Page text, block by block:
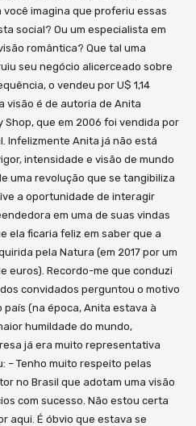
você imagina que proferiu essas
social? Ou um especialista em
romântica? Que tal uma
seu negócio alicerceado sobre
o vendeu por U$ 1,14
visão é de autoria de Anita
Shop, que em 2006 foi vendida por
Infelizmente Anita já não está
intensidade e visão de mundo
uma revolução que se tangibiliza
a oportunidade de interagir
em uma de suas vindas
ela ficaria feliz em saber que a
pela Natura (em 2017 por um
euros). Recordo-me que conduzi
convidados perguntou o motivo
país (na época, Anita estava à
humildade do mundo,
já era muito representativa
– Tenho muito respeito pelas
no Brasil que adotam uma visão
com sucesso. Não estou certa
aqui. É óbvio que estava se